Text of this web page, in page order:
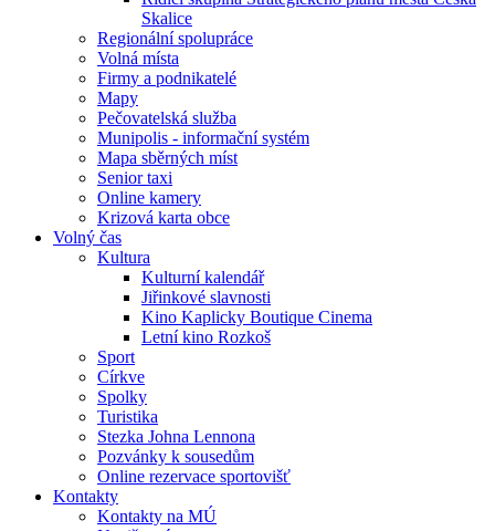
Skalice
Regionální spolupráce
Volná místa
Firmy a podnikatelé
Mapy
Pečovatelská služba
Munipolis - informační systém
Mapa sběrných míst
Senior taxi
Online kamery
Krizová karta obce
Volný čas
Kultura
Kulturní kalendář
Jiřinkové slavnosti
Kino Kaplicky Boutique Cinema
Letní kino Rozkoš
Sport
Církve
Spolky
Turistika
Stezka Johna Lennona
Pozvánky k sousedům
Online rezervace sportovišť
Kontakty
Kontakty na MÚ